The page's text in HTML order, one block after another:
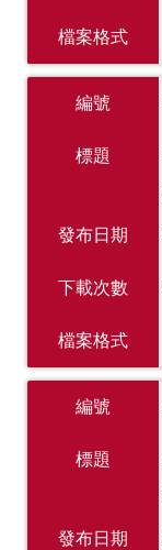
檔案格式
編號
標題
發布日期
下載次數
檔案格式
編號
標題
發布日期